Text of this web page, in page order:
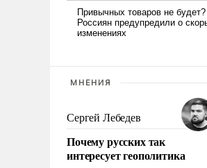
МНЕНИЯ
Сергей Лебедев
Почему русских так
интересует геополитика